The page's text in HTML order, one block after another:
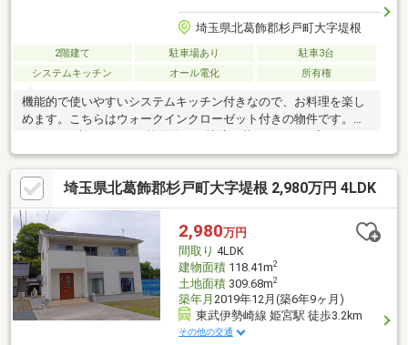
埼玉県北葛飾郡杉戸町大字堤根
2階建て 駐車場あり
駐車3台
システムキッチン
オール電化 所有権
機能的で使いやすいシステムキッチン付きなので、お料理を楽し
めます。こちらはウォークインクローゼット付きの物件です。ト
20帖以上のリビングダイニングのおかげで、日々の生活に余裕が
生まれます。充実の設備が好評の3480万円の物件はこちらです。
新生活をピカピカの新築戸建て物件で始めてみませんか。4人家族
にぴったりの広さのある4LDKの物件情報は当社まで。
埼玉県北葛飾郡杉戸町大字堤根 2,980万円 4LDK
2,980万円
間取り 4LDK
建物面積118.41m2
土地面積309.68m2
築年月 2019年12月(築6年9ヶ月)
東武伊勢崎線 姫宮駅 徒歩3.2km
その他の交通